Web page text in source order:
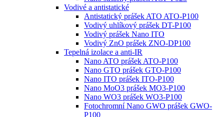
Vodivé a antistatické
Antistatický prášek ATO ATO-P100
Vodivý uhlíkový prášek DT-P100
Vodivý prášek Nano ITO
Vodivý ZnO prášek ZNO-DP100
Tepelná izolace a anti-IR
Nano ATO prášek ATO-P100
Nano GTO prášek GTO-P100
Nano ITO prášek ITO-P100
Nano MoO3 prášek MO3-P100
Nano WO3 prášek WO3-P100
Fotochromní Nano GWO prášek GWO-
P100